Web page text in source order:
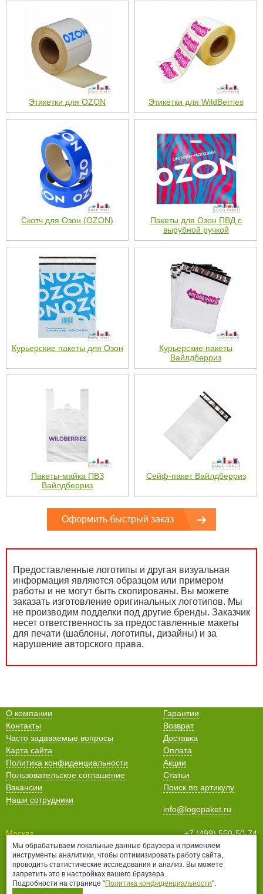
Этикетки для OZON Этикетки для WildBerries
Скотч для Озон (OZON)
Пакеты для Озон ПВД с
вырубной ручкой
Курьерские пакеты для Озон
Курьерские пакеты
Вайлдберриз
Пакеты-майка ПВЗ
Вайлдберриз
Сейф-пакет Вайлдберриз
Оформить быстрый заказ
Предоставленные логотипы и другая визуальная
информация являются образцом или примером
работы и не могут быть скопированы. Вы можете
заказать изготовление оригинальных логотипов. Мы
не производим подделки под другие бренды. Заказчик
несет ответственность за предоставленные макеты
для печати (шаблоны, логотипы, дизайны) и за
нарушение авторского права.
Гарантии
Возврат
Доставка
Оплата
Акции
Статьи
Поиск по артикулу
info@logopaket.ru
О компании
Контакты
Часто задаваемые вопросы
Карта сайта
Политика конфиденциальности
Пользовательское соглашение
Вакансии
Наши сотрудники
Москва
+7 (499) 550-50-74
Санкт-Петербург
+7 (812) 678-99-38
Нижний Новгород
+7 (831) 435-16-76
Белгород
Мы обрабатываем локальные данные браузера и применяем
инструменты аналитики, чтобы оптимизировать работу сайта,
проводить статистические исследования и анализ. Вы можете
запретить это в настройках вашего браузера.
Подробности на странице "Политика конфиденциальности".